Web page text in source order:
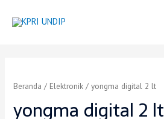
Beranda / Elektronik / yongma digital 2 lt
yongma digital 2 lt